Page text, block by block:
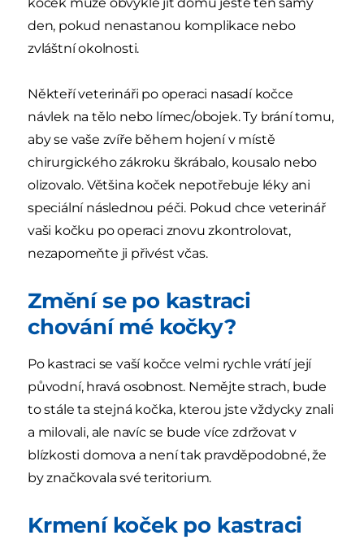
den, pokud nenastanou komplikace nebo
zvláštní okolnosti.
Někteří veterináři po operaci nasadí kočce
návlek na tělo nebo límec/obojek. Ty brání tomu,
aby se vaše zvíře během hojení v místě
chirurgického zákroku škrábalo, kousalo nebo
olizovalo. Většina koček nepotřebuje léky ani
speciální následnou péči. Pokud chce veterinář
vaši kočku po operaci znovu zkontrolovat,
nezapomeňte ji přivést včas.
Změní se po kastraci
chování mé kočky?
Po kastraci se vaší kočce velmi rychle vrátí její
původní, hravá osobnost. Nemějte strach, bude
to stále ta stejná kočka, kterou jste vždycky znali
a milovali, ale navíc se bude více zdržovat v
blízkosti domova a není tak pravděpodobné, že
by značkovala své teritorium.
Krmení koček po kastraci